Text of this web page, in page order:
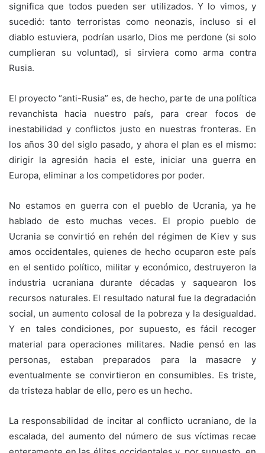
significa que todos pueden ser utilizados. Y lo vimos, y
sucedió: tanto terroristas como neonazis, incluso si el
diablo estuviera, podrían usarlo, Dios me perdone (si solo
cumplieran su voluntad), si sirviera como arma contra
Rusia.
El proyecto “anti-Rusia” es, de hecho, parte de una política
revanchista hacia nuestro país, para crear focos de
inestabilidad y conflictos justo en nuestras fronteras. En
los años 30 del siglo pasado, y ahora el plan es el mismo:
dirigir la agresión hacia el este, iniciar una guerra en
Europa, eliminar a los competidores por poder.
No estamos en guerra con el pueblo de Ucrania, ya he
hablado de esto muchas veces. El propio pueblo de
Ucrania se convirtió en rehén del régimen de Kiev y sus
amos occidentales, quienes de hecho ocuparon este país
en el sentido político, militar y económico, destruyeron la
industria ucraniana durante décadas y saquearon los
recursos naturales. El resultado natural fue la degradación
social, un aumento colosal de la pobreza y la desigualdad.
Y en tales condiciones, por supuesto, es fácil recoger
material para operaciones militares. Nadie pensó en las
personas, estaban preparados para la masacre y
eventualmente se convirtieron en consumibles. Es triste,
da tristeza hablar de ello, pero es un hecho.
La responsabilidad de incitar al conflicto ucraniano, de la
escalada, del aumento del número de sus víctimas recae